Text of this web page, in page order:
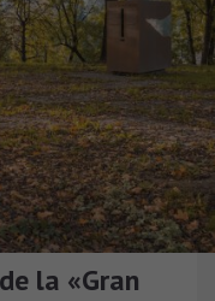
la «Gran